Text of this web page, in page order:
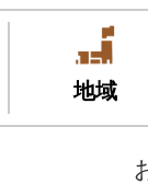
地域